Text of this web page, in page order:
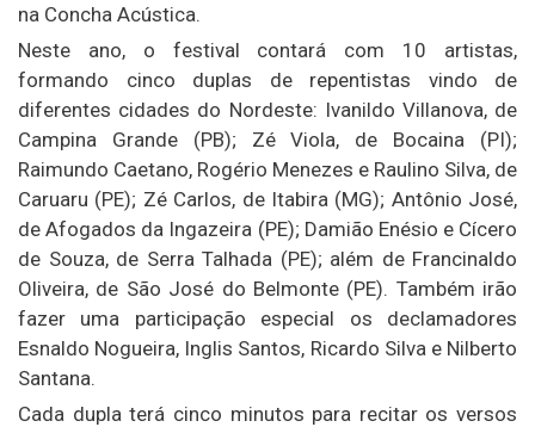
na Concha Acústica.
Neste ano, o festival contará com 10 artistas,
formando cinco duplas de repentistas vindo de
diferentes cidades do Nordeste: Ivanildo Villanova, de
Campina Grande (PB); Zé Viola, de Bocaina (PI);
Raimundo Caetano, Rogério Menezes e Raulino Silva, de
Caruaru (PE); Zé Carlos, de Itabira (MG); Antônio José,
de Afogados da Ingazeira (PE); Damião Enésio e Cícero
de Souza, de Serra Talhada (PE); além de Francinaldo
Oliveira, de São José do Belmonte (PE). Também irão
fazer uma participação especial os declamadores
Esnaldo Nogueira, Inglis Santos, Ricardo Silva e Nilberto
Santana.
Cada dupla terá cinco minutos para recitar os versos